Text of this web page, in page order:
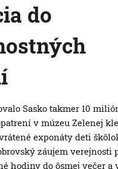
do
Sasko takmer 10
v múzeu Zelenej
exponáty deti
záujem verejnosti
hodiny do ôsmej večer a